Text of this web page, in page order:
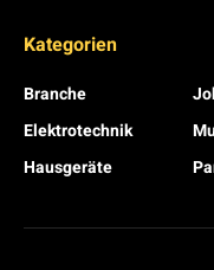
Kategorien
Branche
Elektrotechnik
Hausgeräte